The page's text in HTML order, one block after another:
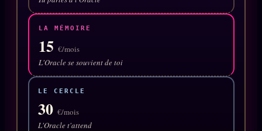
LIVRES TRILOGIE + 2
KÉTAMINE
BRAQUAGE
SUSPECTE
Compte Suspendu
LA MÉMOIRE
15 €/mois
L'Oracle se souvient de toi
LE CERCLE
30 €/mois
L'Oracle t'attend